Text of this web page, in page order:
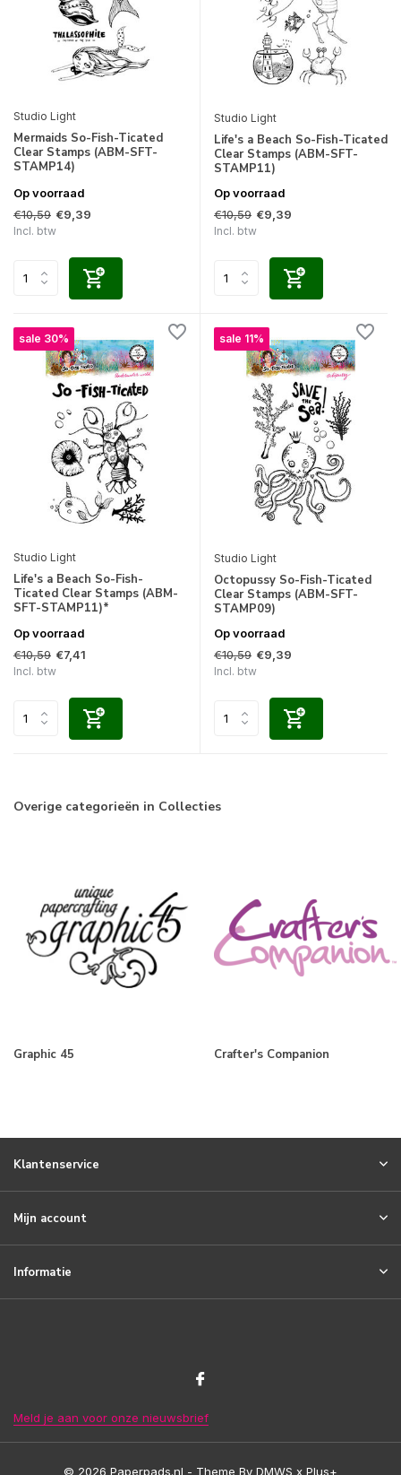
Studio Light
Mermaids So-Fish-Ticated
Clear Stamps (ABM-SFT-
STAMP14)
Op voorraad
€10,59 €9,39
Incl. btw
Studio Light
Life's a Beach So-Fish-Ticated
Clear Stamps (ABM-SFT-
STAMP11)
Op voorraad
€10,59 €9,39
Incl. btw
sale 30%
Studio Light
Life's a Beach So-Fish-
Ticated Clear Stamps (ABM-
SFT-STAMP11)*
Op voorraad
€10,59 €7,41
Incl. btw
sale 11%
Studio Light
Octopussy So-Fish-Ticated
Clear Stamps (ABM-SFT-
STAMP09)
Op voorraad
€10,59 €9,39
Incl. btw
Overige categorieën in Collecties
Graphic 45 Crafter's Companion
Klantenservice
Mijn account
Informatie
Meld je aan voor onze nieuwsbrief
© 2026 Paperpads.nl - Theme By DMWS x Plus+